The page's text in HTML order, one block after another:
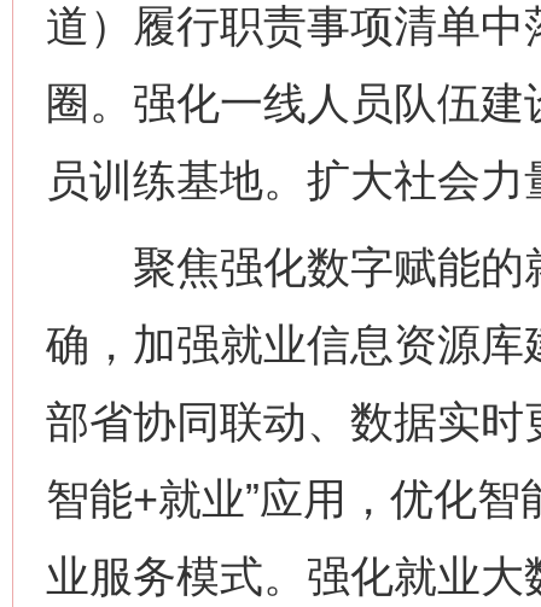
道）履行职责事项清单中
圈。强化一线人员队伍
员训练基地。扩大社会
聚焦强化数字赋能的
确，加强就业信息资源
部省协同联动、数据实时
智能+就业”应用，优化
业服务模式。强化就业